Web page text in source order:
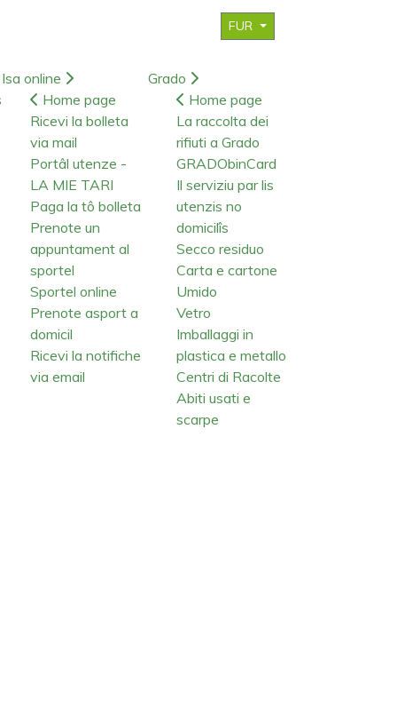
FUR
Isa online
Home page
Ricevi la bolleta
via mail
Portâl utenze -
LA MIE TARI
Paga la tô bolleta
Prenote un
appuntament al
sportel
Sportel online
Prenote asport a
domicil
Ricevi la notifiche
via email
Grado
Home page
La raccolta dei
rifiuti a Grado
GRADObinCard
Il serviziu par lis
utenzis no
domicilîs
Secco residuo
Carta e cartone
Umido
Vetro
Imballaggi in
plastica e metallo
Centri di Racolte
Abiti usati e
scarpe